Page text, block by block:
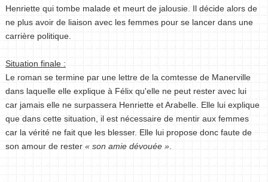
Henriette qui tombe malade et meurt de jalousie. Il décide alors de
ne plus avoir de liaison avec les femmes pour se lancer dans une
carrière politique.
Situation finale :
Le roman se termine par une lettre de la comtesse de Manerville
dans laquelle elle explique à Félix qu'elle ne peut rester avec lui
car jamais elle ne surpassera Henriette et Arabelle. Elle lui explique
que dans cette situation, il est nécessaire de mentir aux femmes
car la vérité ne fait que les blesser. Elle lui propose donc faute de
son amour de rester « son amie dévouée »